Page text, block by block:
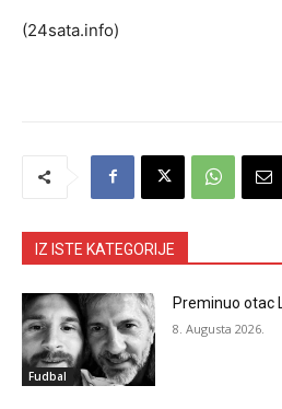
(24sata.info)
IZ ISTE KATEGORIJE
Fudbal
Preminuo otac
8. Augusta 2026.